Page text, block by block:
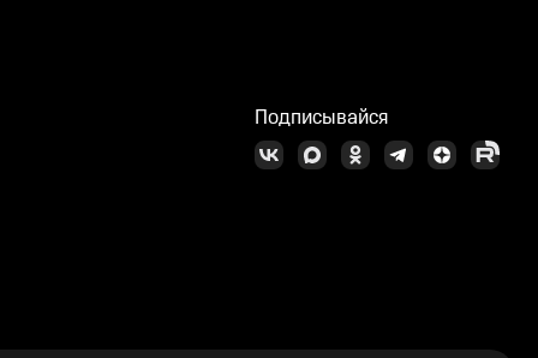
Подписывайся